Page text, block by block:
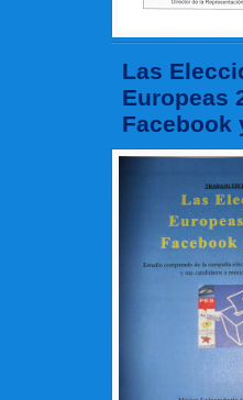
Las
Europeas
Facebook